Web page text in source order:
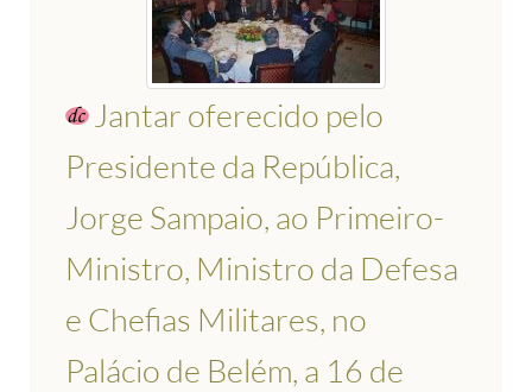
Jantar oferecido pelo
Presidente da República,
Jorge Sampaio, ao Primeiro-
Ministro, Ministro da Defesa
e Chefias Militares, no
Palácio de Belém, a 16 de